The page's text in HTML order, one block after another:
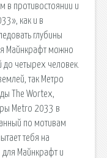
в противостоянии и
как и в
глубины
Майнкрафт можно
до четырех человек.
так Метро
The Wortex,
Metro 2033 в
по мотивам
тебя на
для Майнкрафт и